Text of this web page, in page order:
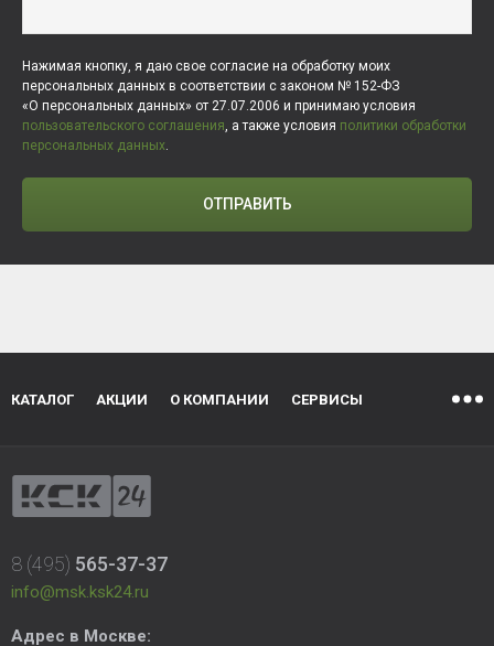
Нажимая кнопку, я даю свое согласие на обработку моих
персональных данных в соответствии с законом № 152-ФЗ
«О персональных данных» от 27.07.2006 и принимаю условия
пользовательского соглашения , а также условия политики обработки
персональных данных
ОТПРАВИТЬ
КАТАЛОГ АКЦИИ О КОМПАНИИ СЕРВИСЫ
8 (495) 565-37-37
info@msk.ksk24.ru
Адрес в Москве: